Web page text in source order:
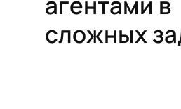
сложных